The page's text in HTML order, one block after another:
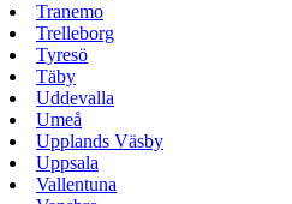
Tranemo
Trelleborg
Tyresö
Täby
Uddevalla
Umeå
Upplands Väsby
Uppsala
Vallentuna